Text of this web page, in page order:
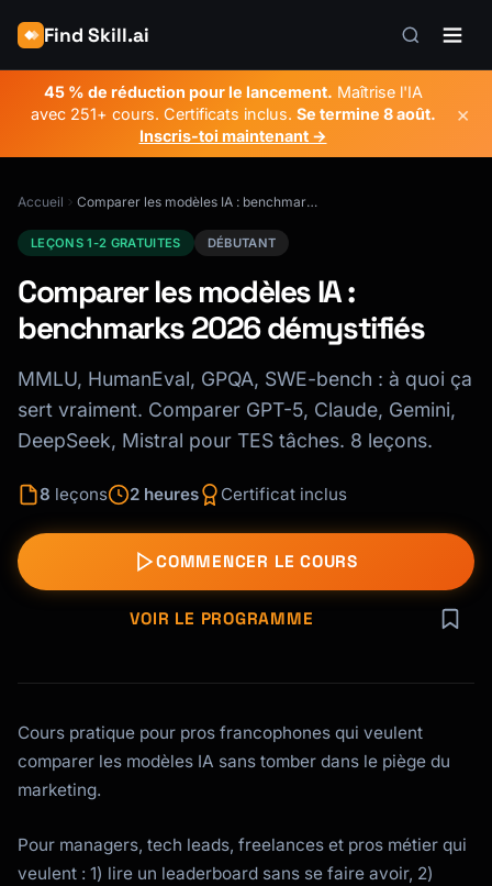
Find Skill.ai
45 % de réduction pour le lancement. Maîtrise l'IA
avec 251+ cours. Certificats inclus. Se termine 8 août.
Inscris-toi maintenant →
×
Accueil Comparer les modèles IA : benchmarks 2026 démystifiés
LEÇONS 1-2 GRATUITES DÉBUTANT
Comparer les modèles IA :
benchmarks 2026 démystifiés
MMLU, HumanEval, GPQA, SWE-bench : à quoi ça
sert vraiment. Comparer GPT-5, Claude, Gemini,
DeepSeek, Mistral pour TES tâches. 8 leçons.
8 leçons 2 heures Certificat inclus
COMMENCER LE COURS
VOIR LE PROGRAMME
Cours pratique pour pros francophones qui veulent
comparer les modèles IA sans tomber dans le piège du
marketing.
Pour managers, tech leads, freelances et pros métier qui
veulent : 1) lire un leaderboard sans se faire avoir, 2)